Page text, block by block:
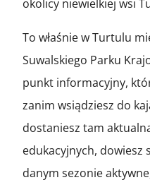
okolicy niewielkiej wsi
To właśnie w Turtulu
Suwalskiego Parku
punkt informacyjny,
zanim wsiądziesz do
dostaniesz tam
edukacyjnych, dowiesz
danym sezonie